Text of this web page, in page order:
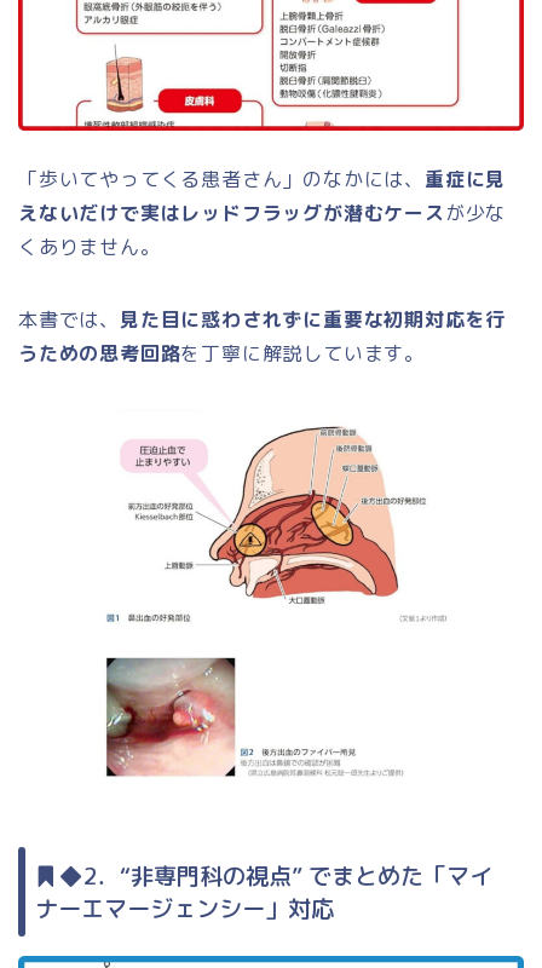
「歩いてやってくる患者さん」のなかには、 重症に見
えないだけで実はレッドフラッグが潜むケース が少な
くありません。
本書では、 見た目に惑わされずに重要な初期対応を行
うための思考回路を丁寧に解説しています。
◆2．“非専門科の視点” でまとめた「マイ
ナーエマージェンシー」対応